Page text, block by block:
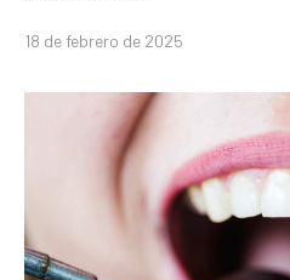
18 de febrero de 2025